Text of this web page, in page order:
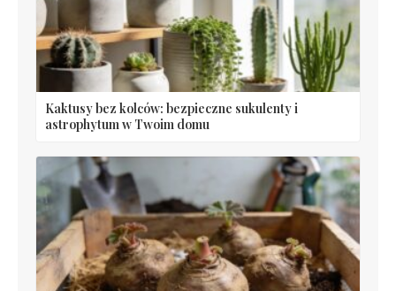
Kaktusy bez kolców: bezpieczne sukulenty i
astrophytum w Twoim domu